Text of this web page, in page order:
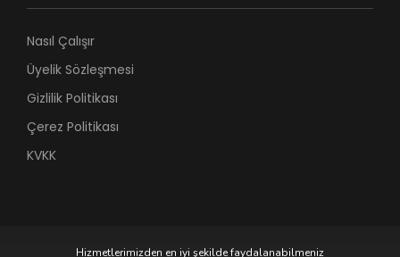
Nasıl Çalışır
Üyelik Sözleşmesi
Gizlilik Politikası
Çerez Politikası
KVKK
Hizmetlerimizden en iyi şekilde faydalanabilmeniz